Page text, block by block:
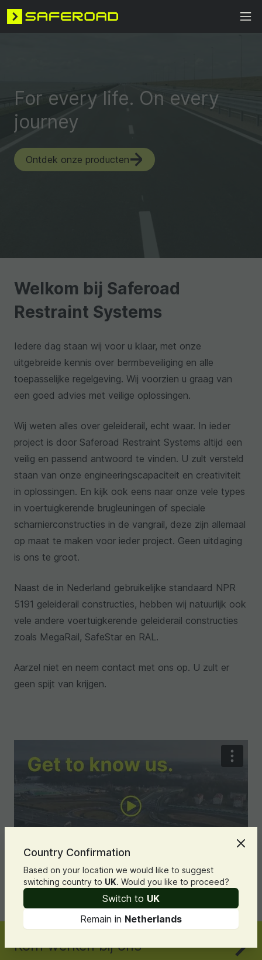
For every life. On every
journey
Ontdek onze producten
Welkom bij Saferoad
Restraint Systems
Iedere dag staan wij voor u klaar, met onze
uitgebreide kennis over bermbeveiliging en alle
toepasselijke regelgeving. Wij voorzien u graag van
een goed advies met veilige oplossingen.
Wij weten alles over geleiderail, echt waar. In ieder
project is door Saferoad Restraint Systems altijd een
veilig en passend antwoord te vinden. U zult versteld
staan van onze engineeringscapaciteit en creativiteit
in oplossingen. En kijk ook eens naar onze vele types
in voertuigkerende brugleuningen of speciale
scharnierconstructies in de vangrail, deze zijn allemaal
op maat te maken voor ieder project. Geen uitdaging
is ons te groot.
Naast de in Nederland gebruikelijke standaard NPR
5191 geleiderail constructies, hebben wij natuurlijk ook
vele andere voertuigkerende geleiderail constructies
zoals MegaRail, SafeStar en RAL.
Aarzel niet en neem contact met ons op. U zult er
geen spijt van krijgen.
Kom werken bij ons
Country Confirmation
Based on your location we would like to suggest
switching country to UK. Would you like to proceed?
Switch to UK
Remain in Netherlands